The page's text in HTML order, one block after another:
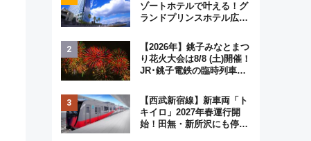
ゾートホテルで叶える！グ
ランドプリンスホテル広島
ジュアルパーティープラン
【2026年】銚子みなとまつ
り花火大会は8/8 (土)開催！
JR･銚子電鉄の臨時列車や
く8,000発の大迫力＆屋台
を満喫
【西武新宿線】新車両「ト
キイロ」2027年春運行開
始！田無・新所沢にも停